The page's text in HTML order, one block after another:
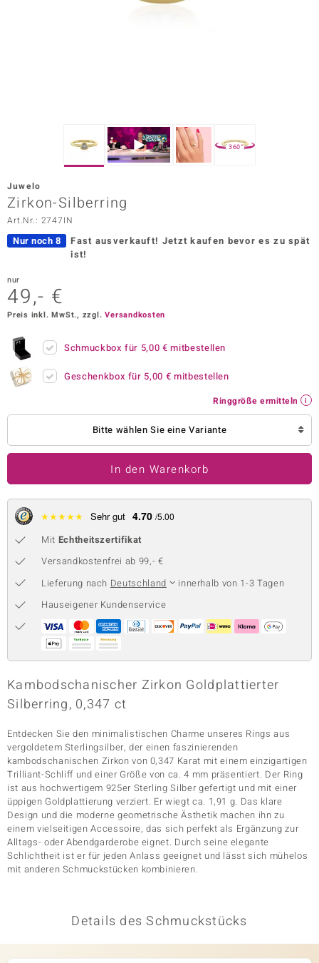
Vogue
BY DE MELO
Collection
Classics
360°
Juwelo
Zirkon-Silberring
Art.Nr.: 2747IN
Nur noch 8 Fast ausverkauft! Jetzt kaufen bevor es zu spät
ist!
nur
49,- €
Preis inkl. MwSt., zzgl.Versandkosten
Schmuckbox für 5,00 € mitbestellen
Geschenkbox für 5,00 € mitbestellen
Ringgröße ermitteln
Bitte wählen Sie eine Variante
In den Warenkorb
★★★★★ Sehr gut 4.70 /5.00
Mit Echtheitszertifikat
Versandkostenfrei ab 99,- €
Lieferung nach Deutschland
innerhalb von 1-3 Tagen
Hauseigener Kundenservice
Kambodschanischer Zirkon Goldplattierter
Silberring, 0,347 ct
Entdecken Sie den minimalistischen Charme unseres Rings aus
vergoldetem Sterlingsilber, der einen faszinierenden
kambodschanischen Zirkon von 0,347 Karat mit einem einzigartigen
Trilliant-Schliff und einer Größe von ca. 4 mm präsentiert. Der Ring
ist aus hochwertigem 925er Sterling Silber gefertigt und mit einer
üppigen Goldplattierung verziert. Er wiegt ca. 1,91 g. Das klare
Design und die moderne geometrische Ästhetik machen ihn zu
einem vielseitigen Accessoire, das sich perfekt als Ergänzung zur
Alltags- oder Abendgarderobe eignet. Durch seine elegante
Schlichtheit ist er für jeden Anlass geeignet und lässt sich mühelos
mit anderen Schmuckstücken kombinieren.
Details des Schmuckstücks